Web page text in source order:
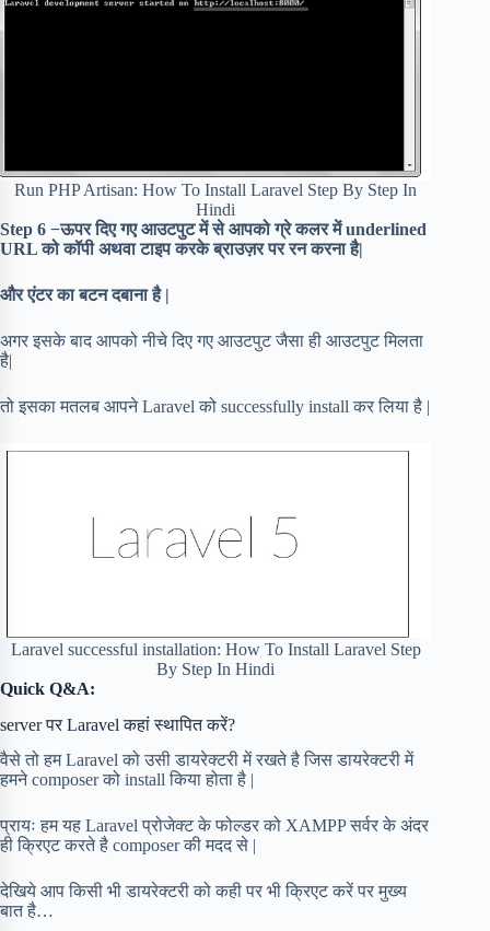
Run PHP Artisan: How To Install Laravel Step By Step In
Hindi
Step 6 −ऊपर दिए गए आउटपुट में से आपको ग्रे कलर में underlined
URL को कॉपी अथवा टाइप करके ब्राउज़र पर रन करना है|
और एंटर का बटन दबाना है |
अगर इसके बाद आपको नीचे दिए गए आउटपुट जैसा ही आउटपुट मिलता
है|
तो इसका मतलब आपने Laravel को successfully install कर लिया है |
Laravel successful installation: How To Install Laravel Step
By Step In Hindi
Quick Q&A:
server पर Laravel कहां स्थापित करें?
वैसे तो हम Laravel को उसी डायरेक्टरी में रखते है जिस डायरेक्टरी में
हमने composer को install किया होता है |
प्रायः हम यह Laravel प्रोजेक्ट के फोल्डर को XAMPP सर्वर के अंदर
ही क्रिएट करते है composer की मदद से |
देखिये आप किसी भी डायरेक्टरी को कही पर भी क्रिएट करें पर मुख्य
बात है…